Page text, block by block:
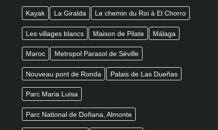
Kayak La Giralda Le chemin du Roi à El Chorro
Les villages blancs Maison de Pilate Málaga
Maroc Metropol Parasol de Séville
Nouveau pont de Ronda Palais de Las Dueñas
Parc Maria Luisa
Parc National de Doñana, Almonte